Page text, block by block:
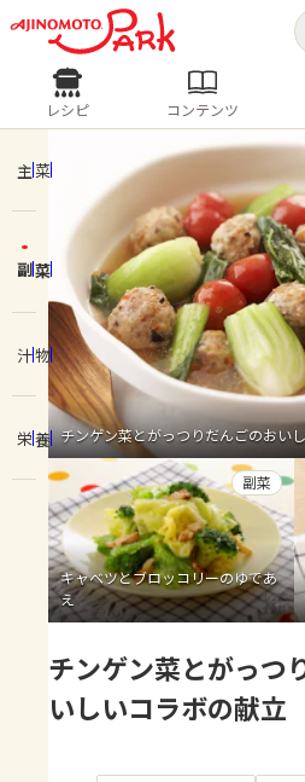
ログインするとレシピ
ログイン
ホーム
コンテンツ
レシピ
トーク
よくあるお問い合わ
お買い物
AJINOMOTO PARK とは
レシピ
人気の食材・レシピ
きゅうり なす トマト
ピーマン
みょうが
レシピ コンテンツ
主菜
副菜
汁物
栄養 チンゲン菜とがっつりだんごのおい
キャベツとブロッコリーのゆであ
え
副菜
チンゲン菜とがっつ
いしいコラボの献立